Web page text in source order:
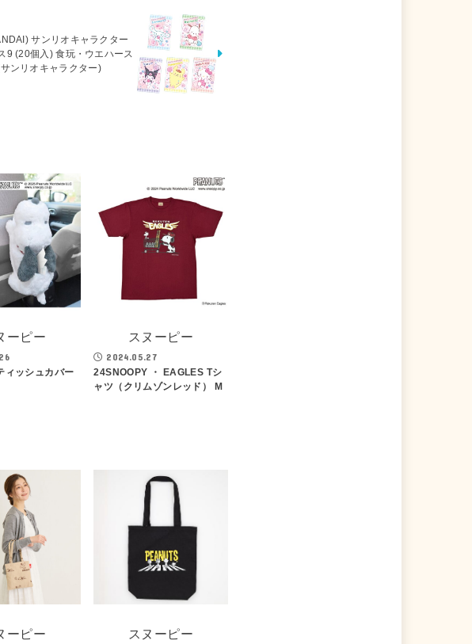
サンリオキャラクター
9 (20個入) 食玩・ウエハース
サンリオキャラクター)
ーピー
ィッシュカバー
スヌーピー
2024.05.27
24SNOOPY ・ EAGLES Tシ
ャツ（クリムゾンレッド） M
ーピー スヌーピー